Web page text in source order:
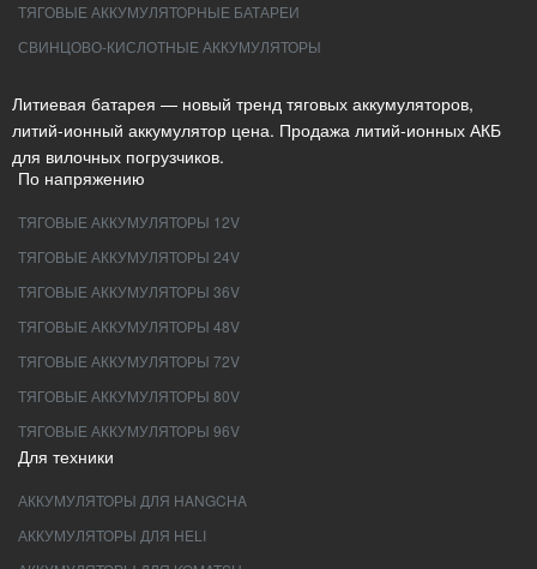
ТЯГОВЫЕ АККУМУЛЯТОРНЫЕ БАТАРЕИ
СВИНЦОВО-КИСЛОТНЫЕ АККУМУЛЯТОРЫ
Литиевая батарея — новый тренд тяговых аккумуляторов,
литий-ионный аккумулятор цена. Продажа литий-ионных АКБ
для вилочных погрузчиков.
По напряжению
ТЯГОВЫЕ АККУМУЛЯТОРЫ 12V
ТЯГОВЫЕ АККУМУЛЯТОРЫ 24V
ТЯГОВЫЕ АККУМУЛЯТОРЫ 36V
ТЯГОВЫЕ АККУМУЛЯТОРЫ 48V
ТЯГОВЫЕ АККУМУЛЯТОРЫ 72V
ТЯГОВЫЕ АККУМУЛЯТОРЫ 80V
ТЯГОВЫЕ АККУМУЛЯТОРЫ 96V
Для техники
АККУМУЛЯТОРЫ ДЛЯ HANGCHA
АККУМУЛЯТОРЫ ДЛЯ HELI